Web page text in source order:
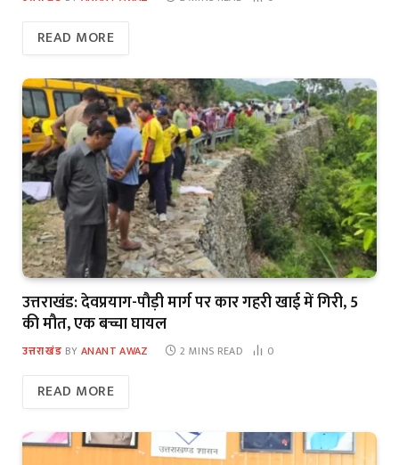
READ MORE
उत्तराखंड: देवप्रयाग-पौड़ी मार्ग पर कार गहरी खाई में गिरी, 5
की मौत, एक बच्चा घायल
उत्तराखंड BY ANANT AWAZ 2 MINS READ 0
READ MORE